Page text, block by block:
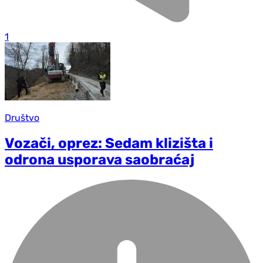
1
Društvo
Vozači, oprez: Sedam klizišta i
odrona usporava saobraćaj